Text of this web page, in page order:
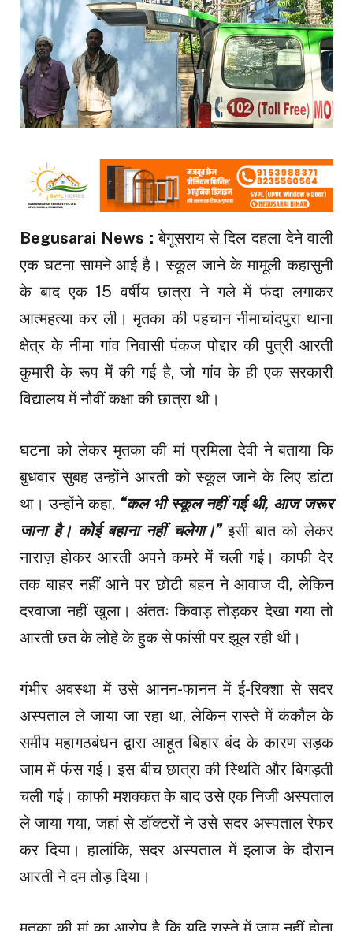
Begusarai News : बेगूसराय से दिल दहला देने वाली
एक घटना सामने आई है। स्कूल जाने के मामूली कहासुनी
के बाद एक 15 वर्षीय छात्रा ने गले में फंदा लगाकर
आत्महत्या कर ली। मृतका की पहचान नीमाचांदपुरा थाना
क्षेत्र के नीमा गांव निवासी पंकज पोद्दार की पुत्री आरती
कुमारी के रूप में की गई है, जो गांव के ही एक सरकारी
विद्यालय में नौवीं कक्षा की छात्रा थी।
घटना को लेकर मृतका की मां प्रमिला देवी ने बताया कि
बुधवार सुबह उन्होंने आरती को स्कूल जाने के लिए डांटा
था। उन्होंने कहा, “कल भी स्कूल नहीं गई थी, आज जरूर
जाना है। कोई बहाना नहीं चलेगा।”इसी बात को लेकर
नाराज़ होकर आरती अपने कमरे में चली गई। काफी देर
तक बाहर नहीं आने पर छोटी बहन ने आवाज दी, लेकिन
दरवाजा नहीं खुला। अंततः किवाड़ तोड़कर देखा गया तो
आरती छत के लोहे के हुक से फांसी पर झूल रही थी।
गंभीर अवस्था में उसे आनन-फानन में ई-रिक्शा से सदर
अस्पताल ले जाया जा रहा था, लेकिन रास्ते में कंकौल के
समीप महागठबंधन द्वारा आहूत बिहार बंद के कारण सड़क
जाम में फंस गई। इस बीच छात्रा की स्थिति और बिगड़ती
चली गई। काफी मशक्कत के बाद उसे एक निजी अस्पताल
ले जाया गया, जहां से डॉक्टरों ने उसे सदर अस्पताल रेफर
कर दिया। हालांकि, सदर अस्पताल में इलाज के दौरान
आरती ने दम तोड़ दिया।